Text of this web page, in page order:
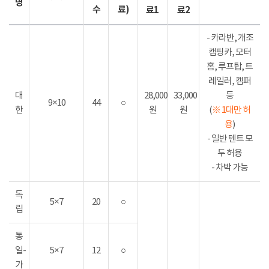
수
료)
료1
료2
대
한
9×10 44 ○
28,000
원
33,000
원
- 카라반, 개조
캠핑카, 모터
홈, 루프탑, 트
레일러, 캠퍼
등
(※ 1대만 허
용)
- 일반 텐트 모
두 허용
- 차박 가능
독
립
5×7 20 ○
통
일-
가
5×7 12 ○